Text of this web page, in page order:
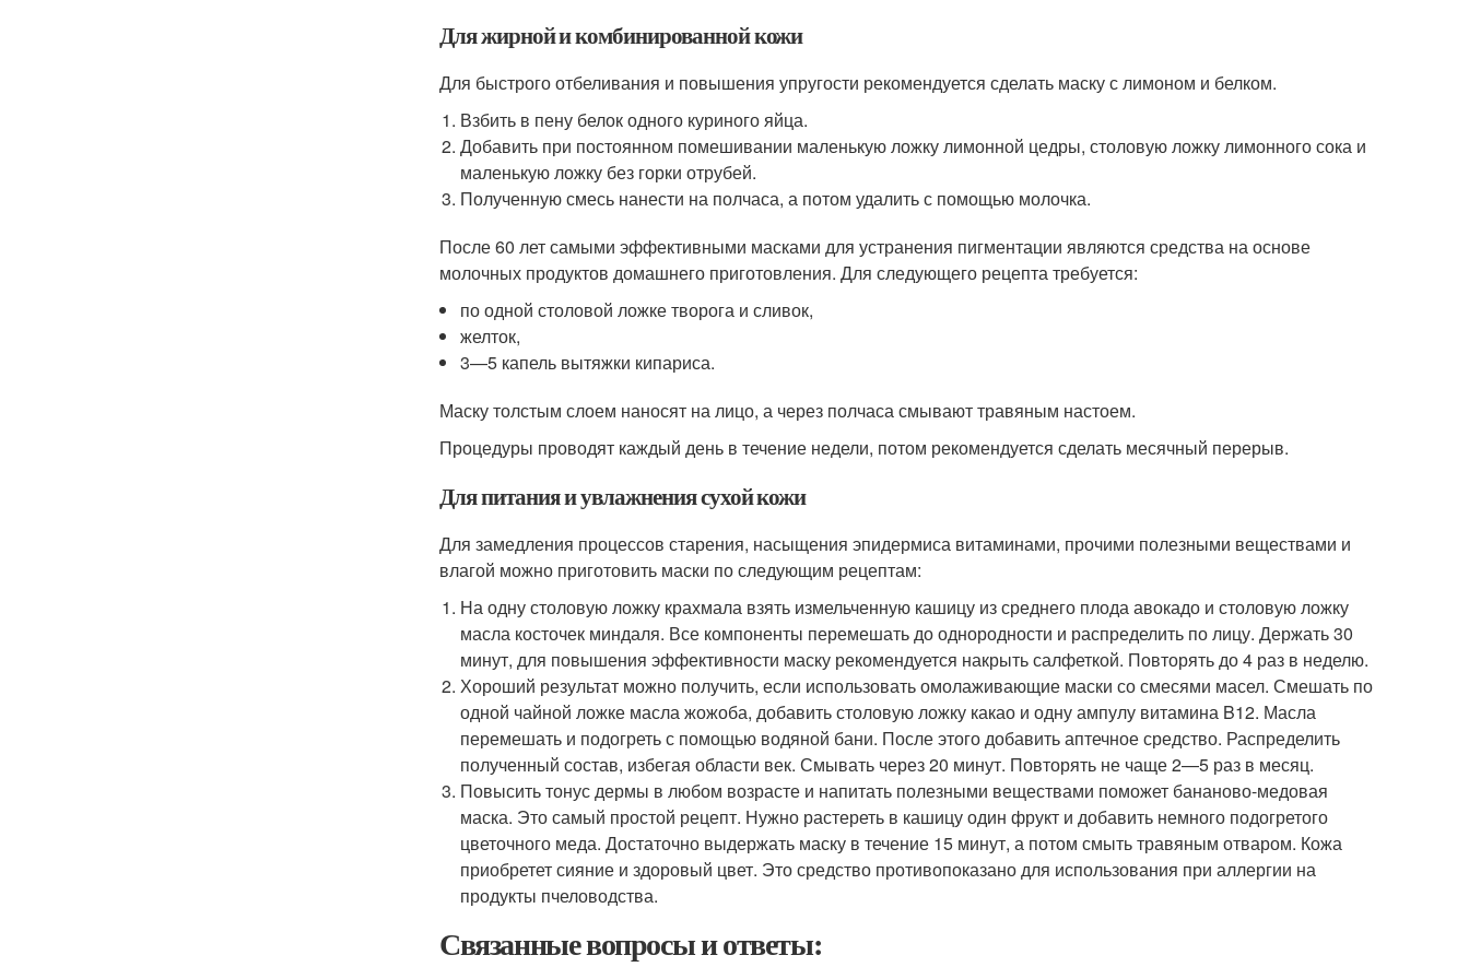
Для жирной и комбинированной кожи
Для быстрого отбеливания и повышения упругости рекомендуется сделать маску с лимоном и белком.
Взбить в пену белок одного куриного яйца.
Добавить при постоянном помешивании маленькую ложку лимонной цедры, столовую ложку лимонного сока и
маленькую ложку без горки отрубей.
Полученную смесь нанести на полчаса, а потом удалить с помощью молочка.
После 60 лет самыми эффективными масками для устранения пигментации являются средства на основе
молочных продуктов домашнего приготовления. Для следующего рецепта требуется:
по одной столовой ложке творога и сливок,
желток,
3—5 капель вытяжки кипариса.
Маску толстым слоем наносят на лицо, а через полчаса смывают травяным настоем.
Процедуры проводят каждый день в течение недели, потом рекомендуется сделать месячный перерыв.
Для питания и увлажнения сухой кожи
Для замедления процессов старения, насыщения эпидермиса витаминами, прочими полезными веществами и
влагой можно приготовить маски по следующим рецептам:
На одну столовую ложку крахмала взять измельченную кашицу из среднего плода авокадо и столовую ложку
масла косточек миндаля. Все компоненты перемешать до однородности и распределить по лицу. Держать 30
минут, для повышения эффективности маску рекомендуется накрыть салфеткой. Повторять до 4 раз в неделю.
Хороший результат можно получить, если использовать омолаживающие маски со смесями масел. Смешать по
одной чайной ложке масла жожоба, добавить столовую ложку какао и одну ампулу витамина B12. Масла
перемешать и подогреть с помощью водяной бани. После этого добавить аптечное средство. Распределить
полученный состав, избегая области век. Смывать через 20 минут. Повторять не чаще 2—5 раз в месяц.
Повысить тонус дермы в любом возрасте и напитать полезными веществами поможет бананово-медовая
маска. Это самый простой рецепт. Нужно растереть в кашицу один фрукт и добавить немного подогретого
цветочного меда. Достаточно выдержать маску в течение 15 минут, а потом смыть травяным отваром. Кожа
приобретет сияние и здоровый цвет. Это средство противопоказано для использования при аллергии на
продукты пчеловодства.
Связанные вопросы и ответы: